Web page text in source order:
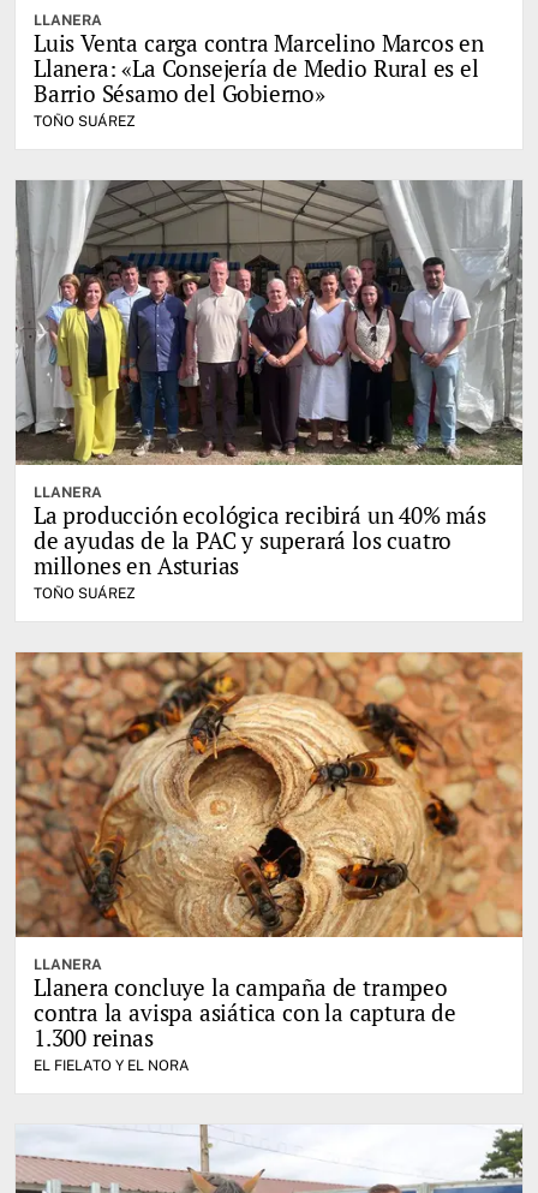
LLANERA
Luis Venta carga contra Marcelino Marcos en
Llanera: «La Consejería de Medio Rural es el
Barrio Sésamo del Gobierno»
TOÑO SUÁREZ
LLANERA
La producción ecológica recibirá un 40% más
de ayudas de la PAC y superará los cuatro
millones en Asturias
TOÑO SUÁREZ
LLANERA
Llanera concluye la campaña de trampeo
contra la avispa asiática con la captura de
1.300 reinas
EL FIELATO Y EL NORA